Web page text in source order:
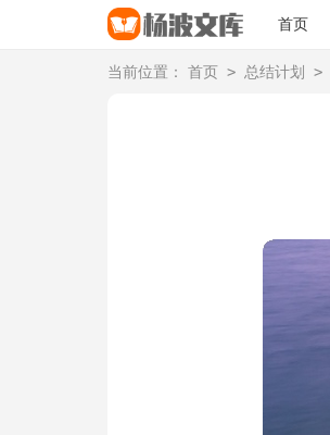
首页
当前位置： 首页 > 总结计划 >